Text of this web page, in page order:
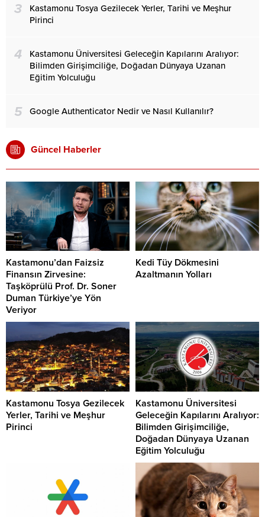
3
Kastamonu Tosya Gezilecek Yerler, Tarihi ve Meşhur
Pirinci
4
Kastamonu Üniversitesi Geleceğin Kapılarını Aralıyor:
Bilimden Girişimciliğe, Doğadan Dünyaya Uzanan
Eğitim Yolculuğu
5 Google Authenticator Nedir ve Nasıl Kullanılır?
Güncel Haberler
Kastamonu’dan Faizsiz
Finansın Zirvesine:
Taşköprülü Prof. Dr. Soner
Duman Türkiye’ye Yön
Veriyor
Kedi Tüy Dökmesini
Azaltmanın Yolları
Kastamonu Tosya Gezilecek
Yerler, Tarihi ve Meşhur
Pirinci
Kastamonu Üniversitesi
Geleceğin Kapılarını Aralıyor:
Bilimden Girişimciliğe,
Doğadan Dünyaya Uzanan
Eğitim Yolculuğu